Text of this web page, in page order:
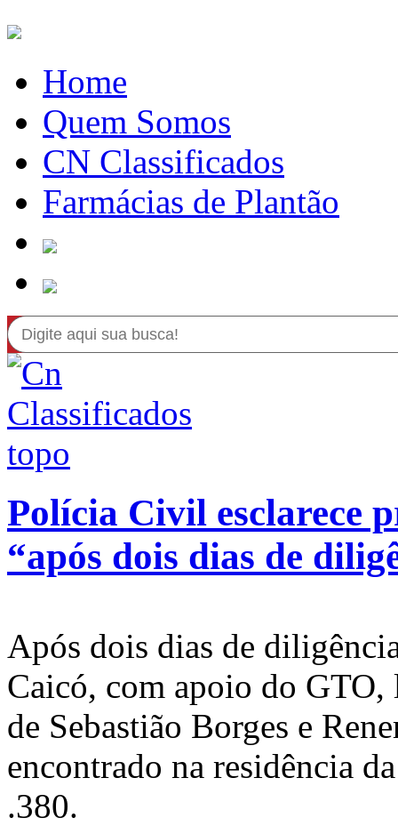
Home
Quem Somos
CN Classificados
Farmácias de Plantão
Polícia Civil esclarece
“após dois dias de
Após dois dias de
Caicó, com apoio do
de Sebastião Borges e
encontrado na residência
.380.